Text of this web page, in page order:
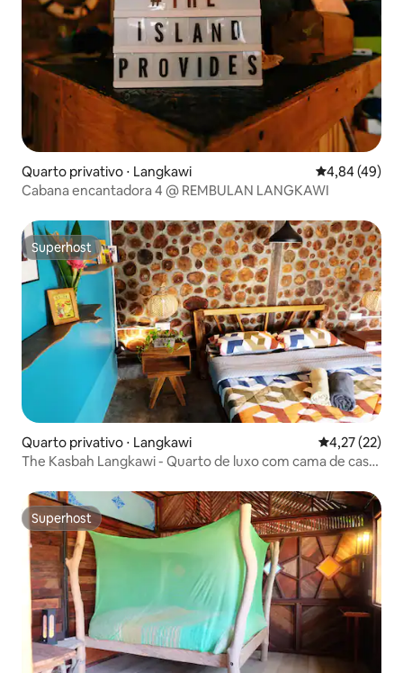
Quarto privativo ⋅ Langkawi 4,84 de uma
4,84 (49)
Cabana encantadora 4 @ REMBULAN LANGKAWI
Superhost
Superhost
Quarto privativo ⋅ Langkawi 4,27 de uma
4,27 (22)
The Kasbah Langkawi - Quarto de luxo com cama de casal
Superhost
Superhost